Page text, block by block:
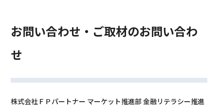
お問い合わせ・ご取材のお問い合わ
せ
株式会社ＦＰパートナー マーケット推進部 金融リテラシー推進